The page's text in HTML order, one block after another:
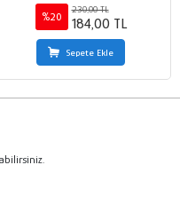
%20
230,00 TL
184,00 TL
Sepete Ekle